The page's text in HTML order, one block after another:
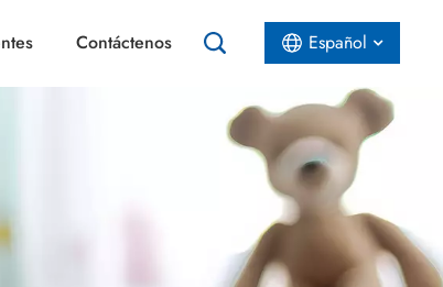
Contáctenos Español
English
Español
عربي